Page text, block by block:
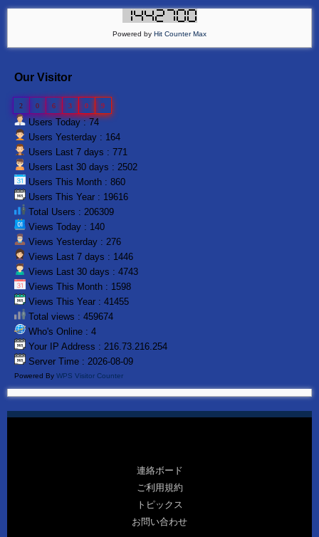
Powered by Hit Counter Max
Our Visitor
2 0 6 3 0 9
Users Today : 74
Users Yesterday : 164
Users Last 7 days : 771
Users Last 30 days : 2502
Users This Month : 860
Users This Year : 19616
Total Users : 206309
Views Today : 140
Views Yesterday : 276
Views Last 7 days : 1446
Views Last 30 days : 4743
Views This Month : 1598
Views This Year : 41455
Total views : 459674
Who's Online : 4
Your IP Address : 216.73.216.254
Server Time : 2026-08-09
Powered By WPS Visitor Counter
連絡ボード
ご利用規約
トピックス
お問い合わせ